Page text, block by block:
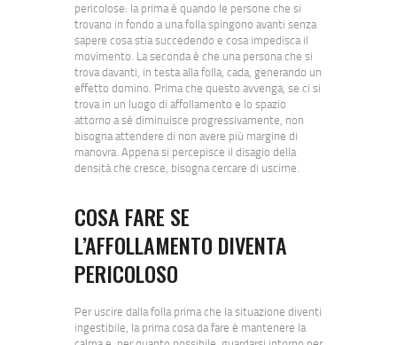
pericolose: la prima è quando le persone che si
trovano in fondo a una folla spingono avanti senza
sapere cosa stia succedendo e cosa impedisca il
movimento. La seconda è che una persona che si
trova davanti, in testa alla folla, cada, generando un
effetto domino. Prima che questo avvenga, se ci si
trova in un luogo di affollamento e lo spazio
attorno a sé diminuisce progressivamente, non
bisogna attendere di non avere più margine di
manovra. Appena si percepisce il disagio della
densità che cresce, bisogna cercare di uscirne.
COSA FARE SE
L’AFFOLLAMENTO DIVENTA
PERICOLOSO
Per uscire dalla folla prima che la situazione diventi
ingestibile, la prima cosa da fare è mantenere la